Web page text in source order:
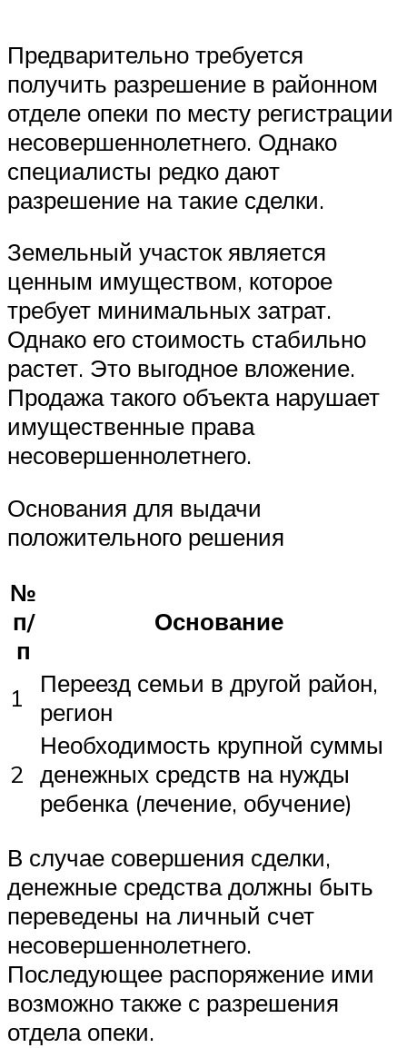
Предварительно требуется
получить разрешение в районном
отделе опеки по месту регистрации
несовершеннолетнего. Однако
специалисты редко дают
разрешение на такие сделки.
Земельный участок является
ценным имуществом, которое
требует минимальных затрат.
Однако его стоимость стабильно
растет. Это выгодное вложение.
Продажа такого объекта нарушает
имущественные права
несовершеннолетнего.
Основания для выдачи
положительного решения
№
п/
п
Основание
1
Переезд семьи в другой район,
регион
2
Необходимость крупной суммы
денежных средств на нужды
ребенка (лечение, обучение)
В случае совершения сделки,
денежные средства должны быть
переведены на личный счет
несовершеннолетнего.
Последующее распоряжение ими
возможно также с разрешения
отдела опеки.